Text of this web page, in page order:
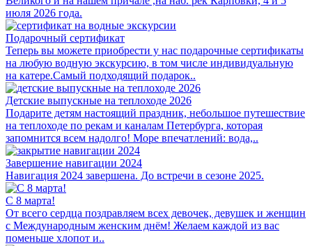
июля 2026 года.
Подарочный сертификат
Теперь вы можете приобрести у нас подарочные сертификаты
на любую водную экскурсию, в том числе индивидуальную
на катере.Самый подходящий подарок..
Детские выпускные на теплоходе 2026
Подарите детям настоящий праздник, небольшое путешествие
на теплоходе по рекам и каналам Петербурга, которая
запомнится всем надолго! Море впечатлений: вода,..
Завершение навигации 2024
Навигация 2024 завершена. До встречи в сезоне 2025.
C 8 марта!
От всего сердца поздравляем всех девочек, девушек и женщин
с Международным женским днём! Желаем каждой из вас
поменьше хлопот и..